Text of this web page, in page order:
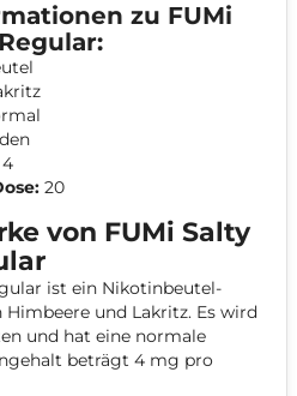
zu FUMi
4
20
von FUMi Salty
ist ein Nikotinbeutel-
und Lakritz. Es wird
und hat eine normale
beträgt 4 mg pro